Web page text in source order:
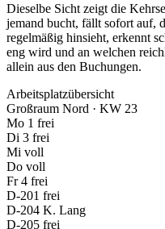
Dieselbe Sicht zeigt die
jemand bucht, fällt sofort auf,
regelmäßig hinsieht, erkennt
eng wird und an welchen
allein aus den Buchungen.
Arbeitsplatzübersicht
Großraum Nord · KW 23
Mo 1 frei
Di 3 frei
Mi voll
Do voll
Fr 4 frei
D-201 frei
D-204 K. Lang
D-205 frei